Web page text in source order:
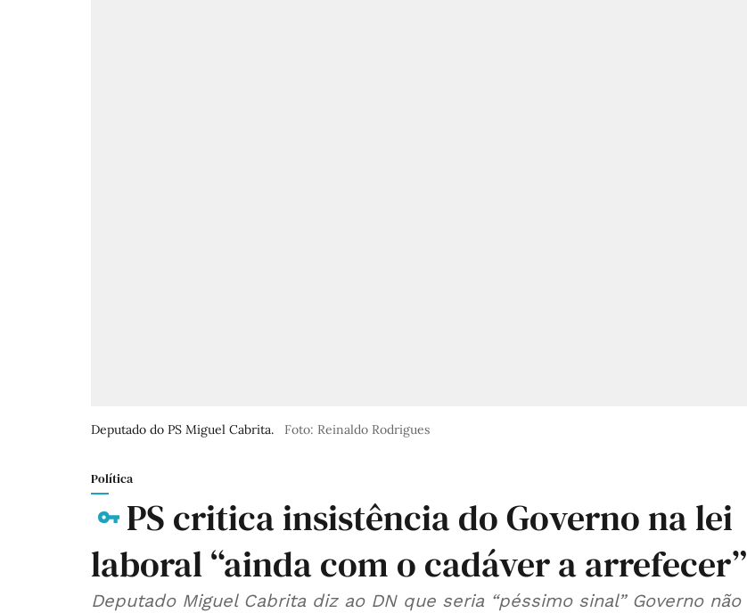
Deputado do PS Miguel Cabrita. Foto: Reinaldo Rodrigues
Política
PS critica insistência do Governo na lei
laboral “ainda com o cadáver a arrefecer”
Deputado Miguel Cabrita diz ao DN que seria “péssimo sinal” Governo não